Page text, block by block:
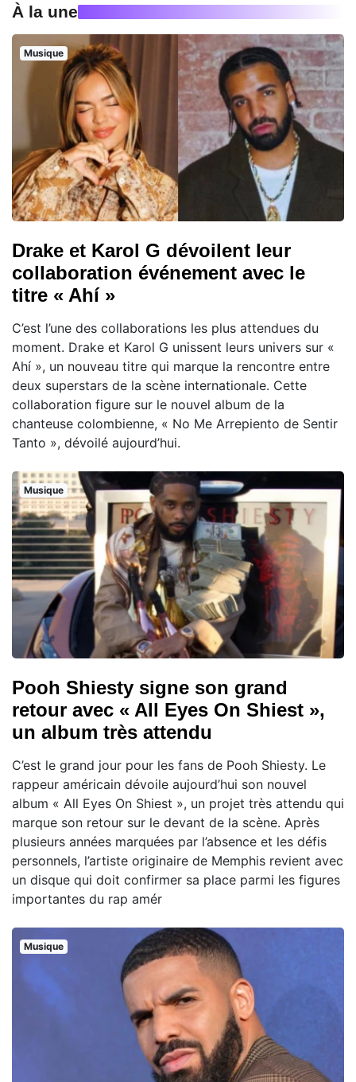
À la une
Musique
Drake et Karol G dévoilent leur
collaboration événement avec le
titre « Ahí »
C’est l’une des collaborations les plus attendues du
moment. Drake et Karol G unissent leurs univers sur «
Ahí », un nouveau titre qui marque la rencontre entre
deux superstars de la scène internationale. Cette
collaboration figure sur le nouvel album de la
chanteuse colombienne, « No Me Arrepiento de Sentir
Tanto », dévoilé aujourd’hui.
Musique
Pooh Shiesty signe son grand
retour avec « All Eyes On Shiest »,
un album très attendu
C’est le grand jour pour les fans de Pooh Shiesty. Le
rappeur américain dévoile aujourd’hui son nouvel
album « All Eyes On Shiest », un projet très attendu qui
marque son retour sur le devant de la scène. Après
plusieurs années marquées par l’absence et les défis
personnels, l’artiste originaire de Memphis revient avec
un disque qui doit confirmer sa place parmi les figures
importantes du rap amér
Musique